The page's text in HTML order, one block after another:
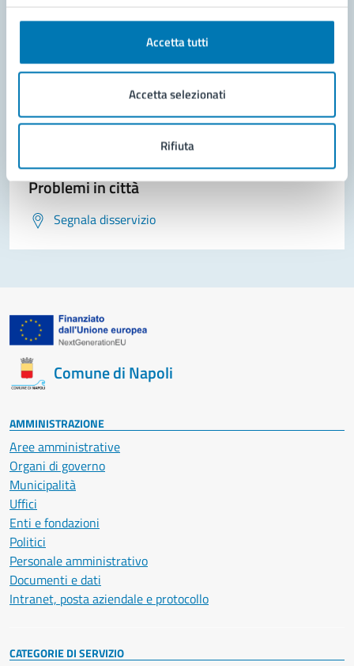
Accetta tutti
Accetta selezionati
Rifiuta
Contatta il comune
Richiedi assistenza
Prenota appuntamento
Problemi in città
Segnala disservizio
Comune di Napoli
AMMINISTRAZIONE
Aree amministrative
Organi di governo
Municipalità
Uffici
Enti e fondazioni
Politici
Personale amministrativo
Documenti e dati
Intranet, posta aziendale e protocollo
CATEGORIE DI SERVIZIO